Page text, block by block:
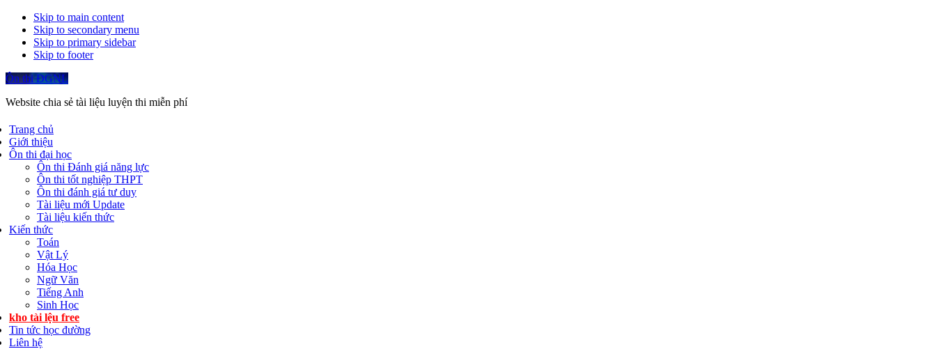
Skip to main content
Skip to secondary menu
Skip to primary sidebar
Skip to footer
Ôn thi ĐGNL
Website chia sẻ tài liệu luyện thi miễn phí
Trang chủ
Giới thiệu
Ôn thi đại học
Ôn thi Đánh giá năng lực
Ôn thi tốt nghiệp THPT
Ôn thi đánh giá tư duy
Tài liệu mới Update
Tài liệu kiến thức
Kiến thức
Toán
Vật Lý
Hóa Học
Ngữ Văn
Tiếng Anh
Sinh Học
kho tài lệu free
Tin tức học đường
Liên hệ